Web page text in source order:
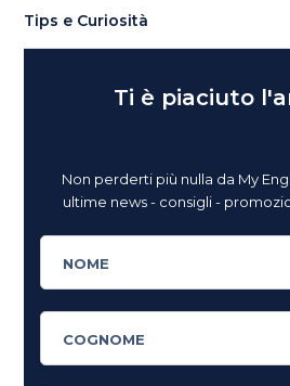
Tips e Curiosità
Ti è piaciuto
Non perderti più nulla da My
ultime news - consigli -